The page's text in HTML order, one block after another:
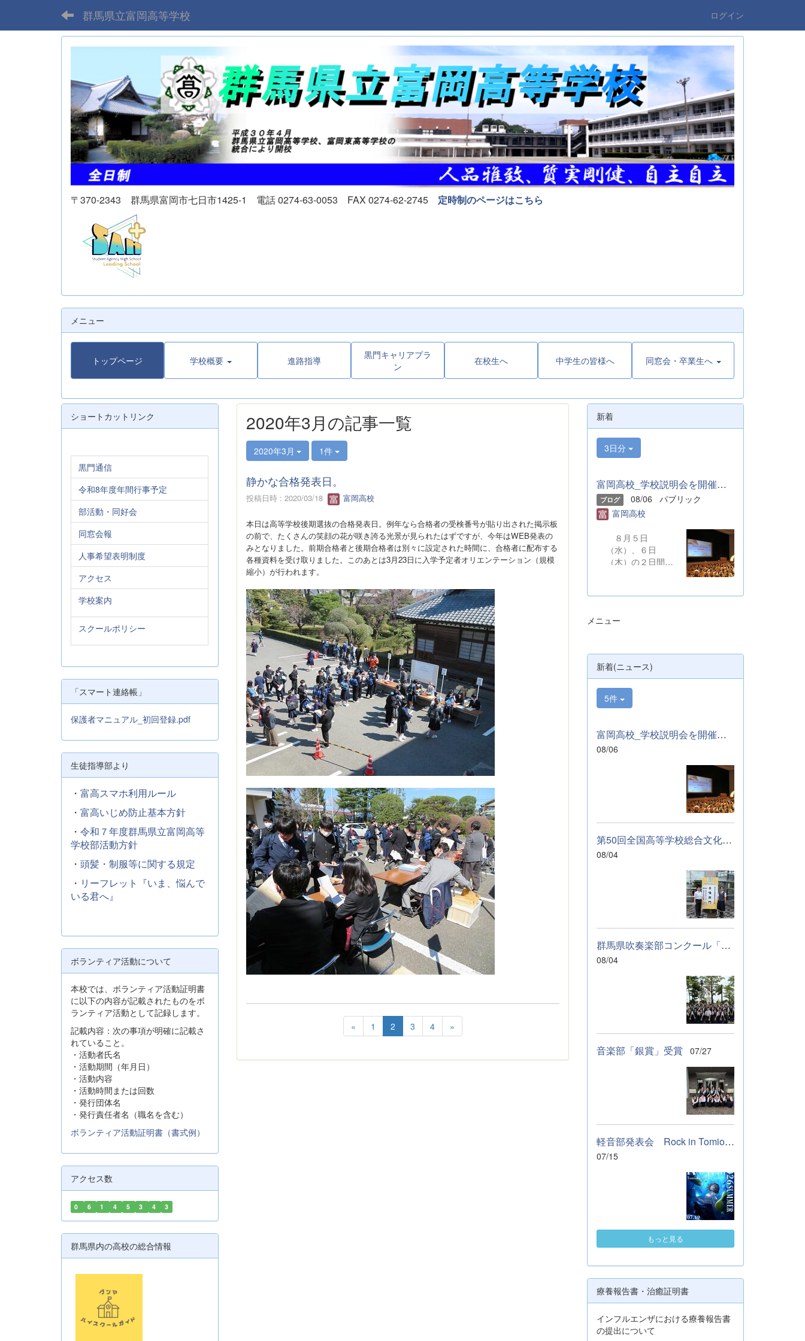
群馬県立富岡高等学校 ログイン
〒370-2343 群馬県富岡市七日市1425-1 電話 0274-63-0053 FAX 0274-62-2745 定時制のページはこちら
メニュー
トップページ 学校概要 進路指導
黒門キャリアプラ
ン
在校生へ 中学生の皆様へ 同窓会・卒業生へ
2020年3月の記事一覧
2020年3月 1件
静かな合格発表日。
投稿日時 : 2020/03/18 富岡高校
本日は高等学校後期選抜の合格発表日。例年なら合格者の受検番号が貼り出された掲示板
の前で、たくさんの笑顔の花が咲き誇る光景が見られたはずですが、今年はWEB発表の
みとなりました。前期合格者と後期合格者は別々に設定された時間に、合格者に配布する
各種資料を受け取りました。このあとは3月23日に入学予定者オリエンテーション（規模
縮小）が行われます。
« 1 2 3 4 »
ショートカットリンク
黒門通信
令和8年度年間行事予定
部活動・同好会
同窓会報
人事希望表明制度
アクセス
学校案内
スクールポリシー
「スマート連絡帳」
保護者マニュアル_初回登録.pdf
生徒指導部より
・ 富高スマホ利用ルール
・ 富高いじめ防止基本方針
・ 令和７年度群馬県立富岡高等
学校部活動方針
・ 頭髪・制服等に関する規定
・ リーフレット『いま、悩んで
いる君へ』
ボランティア活動について
本校では、ボランティア活動証明書
に以下の内容が記載されたものをボ
ランティア活動として記録します。
記載内容：次の事項が明確に記載さ
れていること。
・活動者氏名
・活動期間（年月日）
・活動内容
・活動時間または回数
・発行団体名
・発行責任者名（職名を含む）
ボランティア活動証明書（書式例）
アクセス数
0 6 1 4 5 3 4 3
群馬県内の高校の総合情報
新着
3日分
富岡高校_学校説明会を開催しました
ブログ 08/06
パブリック
富岡高校
８月５日
（水）、６日
（木）の２日間に
て、本校学校説明
した。たくさんの
いただきました。
お忙しい中、ご来
場ありがとうござ
いました。 ま
た、各日およそ80
の生徒が各係業務
や進行、学校紹介
説明、探究発表な
幸いです。 &nbsp;
&nbsp; なお、本
校は今年度、群馬
県教育委員会から
徒の育成」に取り
組んでまいりま
メニュー
新着(ニュース)
5件
富岡高校_学校説明会を開催しました
08/06
第50回全国高等学校総合文化祭「音楽部」のご報告
08/04
群馬県吹奏楽部コンクール「銀賞」受賞しました
08/04
音楽部「銀賞」受賞 07/27
軽音部発表会 Rock in Tomioka High school 開催します
07/15
もっと見る
療養報告書・治癒証明書
インフルエンザにおける療養報告書
の提出について